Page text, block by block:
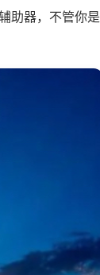
助器，不管你是